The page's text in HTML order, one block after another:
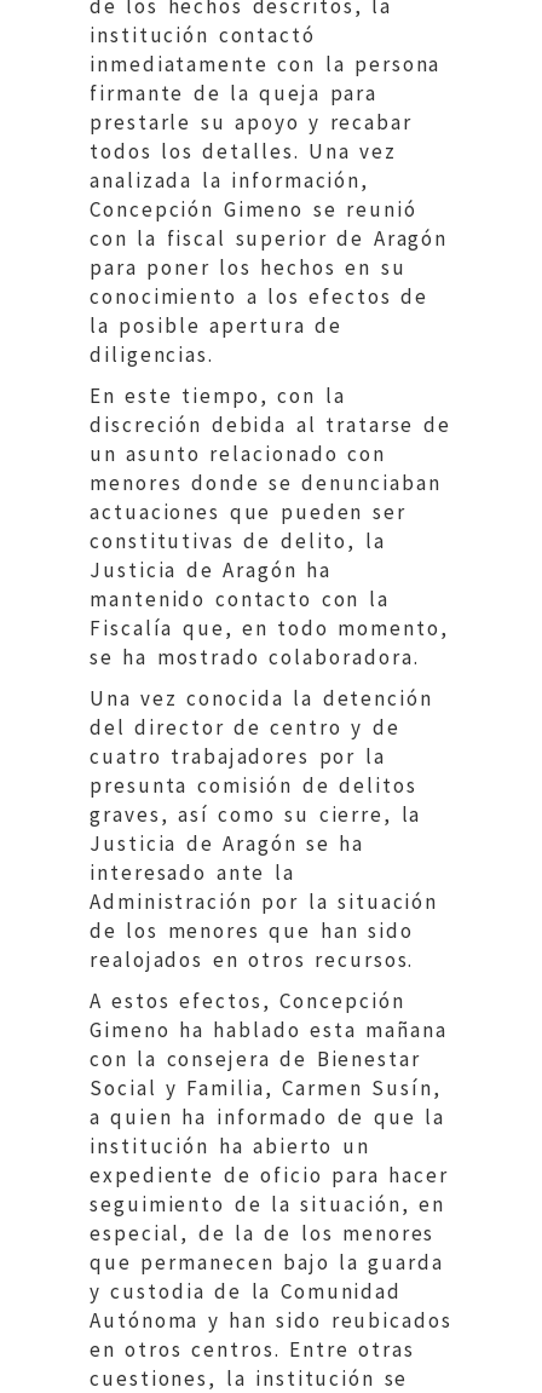
de los hechos descritos, la
institución contactó
inmediatamente con la persona
firmante de la queja para
prestarle su apoyo y recabar
todos los detalles. Una vez
analizada la información,
Concepción Gimeno se reunió
con la fiscal superior de Aragón
para poner los hechos en su
conocimiento a los efectos de
la posible apertura de
diligencias.
En este tiempo, con la
discreción debida al tratarse de
un asunto relacionado con
menores donde se denunciaban
actuaciones que pueden ser
constitutivas de delito, la
Justicia de Aragón ha
mantenido contacto con la
Fiscalía que, en todo momento,
se ha mostrado colaboradora.
Una vez conocida la detención
del director de centro y de
cuatro trabajadores por la
presunta comisión de delitos
graves, así como su cierre, la
Justicia de Aragón se ha
interesado ante la
Administración por la situación
de los menores que han sido
realojados en otros recursos.
A estos efectos, Concepción
Gimeno ha hablado esta mañana
con la consejera de Bienestar
Social y Familia, Carmen Susín,
a quien ha informado de que la
institución ha abierto un
expediente de oficio para hacer
seguimiento de la situación, en
especial, de la de los menores
que permanecen bajo la guarda
y custodia de la Comunidad
Autónoma y han sido reubicados
en otros centros. Entre otras
cuestiones, la institución se